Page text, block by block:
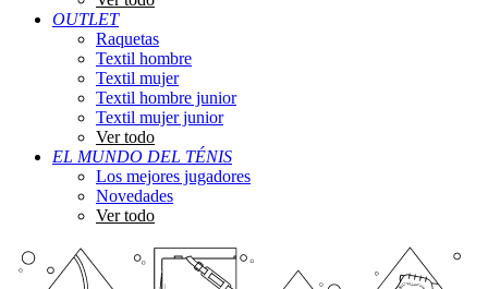
OUTLET
Raquetas
Textil hombre
Textil mujer
Textil hombre junior
Textil mujer junior
Ver todo
EL MUNDO DEL TÉNIS
Los mejores jugadores
Novedades
Ver todo